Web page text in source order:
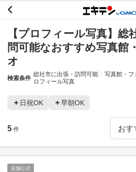
【プロフィール写真】総
問可能なおすすめ写真館
オ
検索条件
総社市に出張・訪問可能 写真館・フ
ロフィール写真
日祝OK 早朝OK
5 件
店舗公式